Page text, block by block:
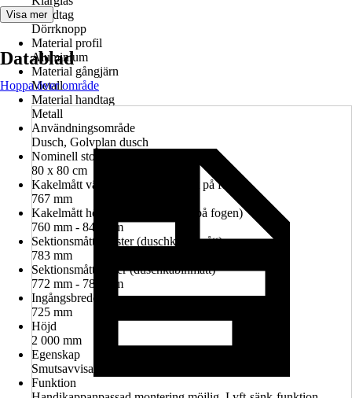
Handtag
Dörrknopp
Material profil
Aluminium
Material gångjärn
Metall
Material handtag
Metall
Användningsområde
Dusch, Golvplan dusch
Nominell storlek i cm
80 x 80 cm
Kakelmått vänster (glasrutans mitt på fogen)
767 mm
Kakelmått höger (glasrutans mitt på fogen)
760 mm - 840 mm
Sektionsmått vänster (duschkabinmått)
783 mm
Sektionsmått höger (duschkabinmått)
772 mm - 786 mm
Ingångsbredd
725 mm
Höjd
2 000 mm
Egenskap
Smutsavvisande glasbeläggning, Konfigurerbar
Funktion
Visa mer
Datablad
Hoppa över område